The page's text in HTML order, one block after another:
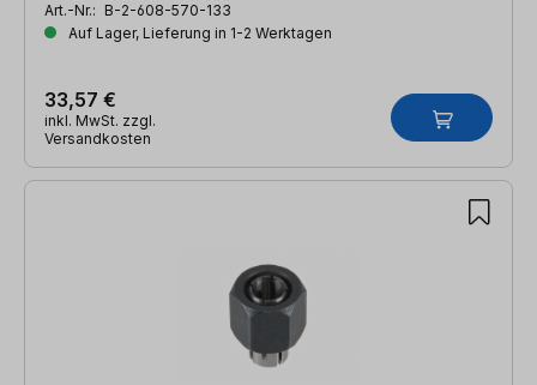
Art.-Nr.: B-2-608-570-133
Auf Lager, Lieferung in 1-2 Werktagen
33,57 €
inkl. MwSt. zzgl.
Versandkosten